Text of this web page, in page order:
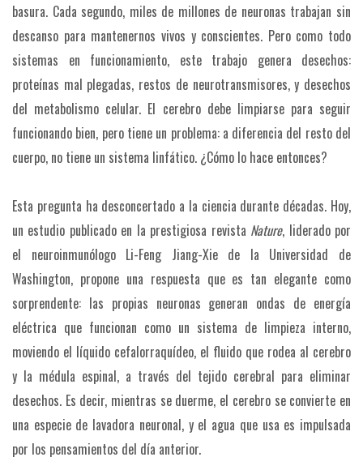
basura. Cada segundo, miles de millones de neuronas trabajan sin
descanso para mantenernos vivos y conscientes. Pero como todo
sistemas en funcionamiento, este trabajo genera desechos:
proteínas mal plegadas, restos de neurotransmisores, y desechos
del metabolismo celular. El cerebro debe limpiarse para seguir
funcionando bien, pero tiene un problema: a diferencia del resto del
cuerpo, no tiene un sistema linfático. ¿Cómo lo hace entonces?
Esta pregunta ha desconcertado a la ciencia durante décadas. Hoy,
un estudio publicado en la prestigiosa revista Nature, liderado por
el neuroinmunólogo Li-Feng Jiang-Xie de la Universidad de
Washington, propone una respuesta que es tan elegante como
sorprendente: las propias neuronas generan ondas de energía
eléctrica que funcionan como un sistema de limpieza interno,
moviendo el líquido cefalorraquídeo, el fluido que rodea al cerebro
y la médula espinal, a través del tejido cerebral para eliminar
desechos. Es decir, mientras se duerme, el cerebro se convierte en
una especie de lavadora neuronal, y el agua que usa es impulsada
por los pensamientos del día anterior.